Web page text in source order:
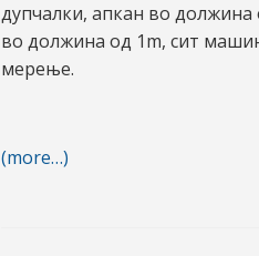
дупчалки, апкан во
во должина од 1m, сит
мерење.
(more…)